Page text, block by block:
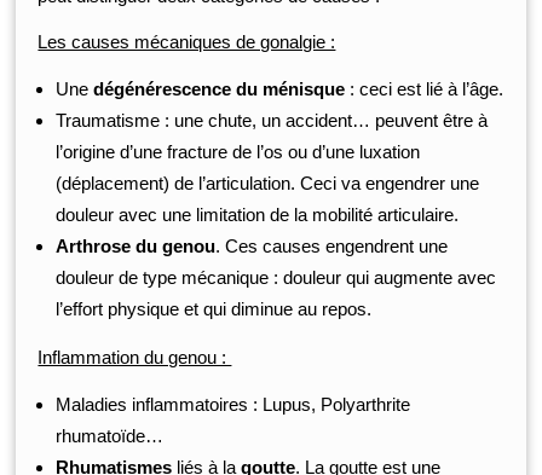
Les causes mécaniques de gonalgie :
Unedégénérescence du ménisque : ceci est lié à l’âge.
Traumatisme : une chute, un accident… peuvent être à
l’origine d’une fracture de l’os ou d’une luxation
(déplacement) de l’articulation. Ceci va engendrer une
douleur avec une limitation de la mobilité articulaire.
Arthrose du genou. Ces causes engendrent une
douleur de type mécanique : douleur qui augmente avec
l’effort physique et qui diminue au repos.
Inflammation du genou :
Maladies inflammatoires : Lupus, Polyarthrite
rhumatoïde…
Rhumatismes liés à lagoutte. La goutte est une